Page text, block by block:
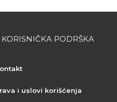
KORISNIČKA PODRŠKA
i uslovi korišćenja